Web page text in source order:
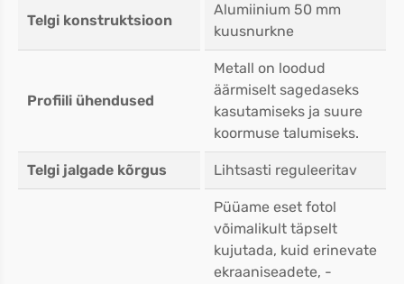
Telgi konstruktsioon
Alumiinium 50 mm
kuusnurkne
Profiili ühendused
Metall on loodud
äärmiselt sagedaseks
kasutamiseks ja suure
koormuse talumiseks.
Telgi jalgade kõrgus Lihtsasti reguleeritav
Püüame eset fotol
võimalikult täpselt
kujutada, kuid erinevate
ekraaniseadete, -